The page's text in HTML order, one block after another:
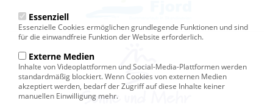
Essenziell
Essenzielle Cookies ermöglichen grundlegende Funktionen und sind
für die einwandfreie Funktion der Website erforderlich.
Externe Medien
Inhalte von Videoplattformen und Social-Media-Plattformen werden
standardmäßig blockiert. Wenn Cookies von externen Medien
akzeptiert werden, bedarf der Zugriff auf diese Inhalte keiner
manuellen Einwilligung mehr.